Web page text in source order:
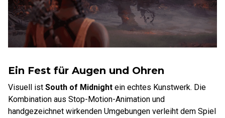
Ein Fest für Augen und Ohren
Visuell ist South of Midnight ein echtes Kunstwerk. Die
Kombination aus Stop-Motion-Animation und
handgezeichnet wirkenden Umgebungen verleiht dem Spiel